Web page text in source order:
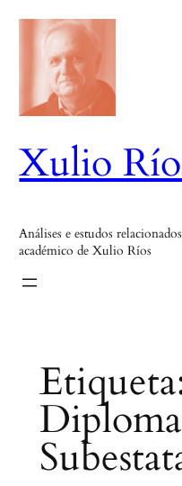
Saltar
contido
Xulio
Análises e estudos
académico de Xulio Ríos